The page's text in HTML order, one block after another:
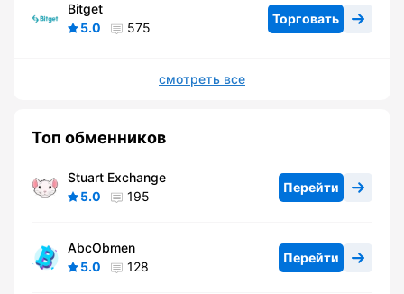
Bitget
5.0
575
Торговать
смотреть все
Топ обменников
Stuart Exchange
5.0
195
Перейти
AbcObmen
5.0
128
Перейти